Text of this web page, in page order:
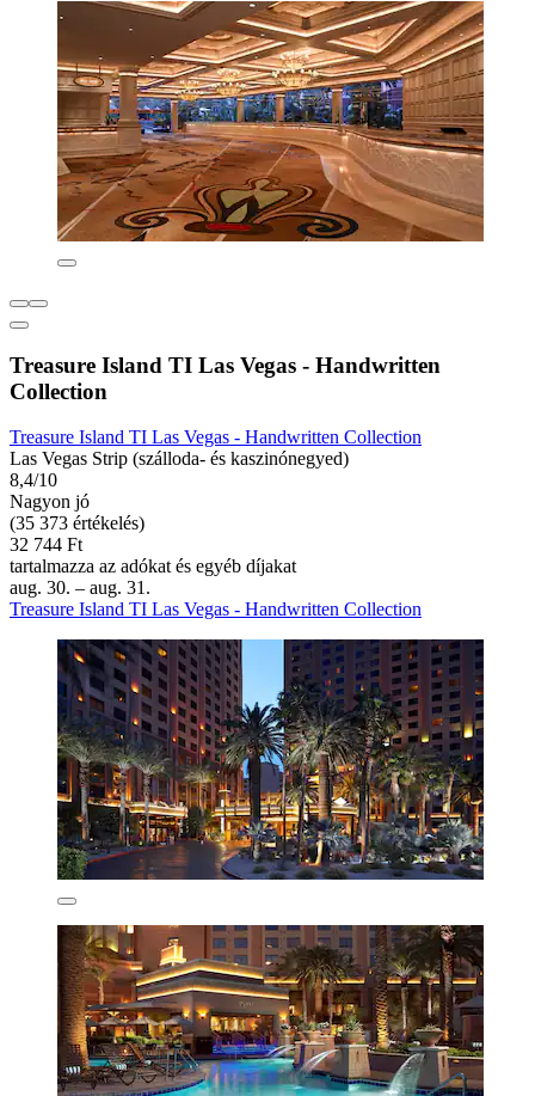
Treasure Island TI Las Vegas - Handwritten
Collection
Treasure Island TI Las Vegas - Handwritten Collection
Las Vegas Strip (szálloda- és kaszinónegyed)
8,4/10
Nagyon jó
(35 373 értékelés)
32 744 Ft
tartalmazza az adókat és egyéb díjakat
aug. 30. – aug. 31.
Treasure Island TI Las Vegas - Handwritten Collection